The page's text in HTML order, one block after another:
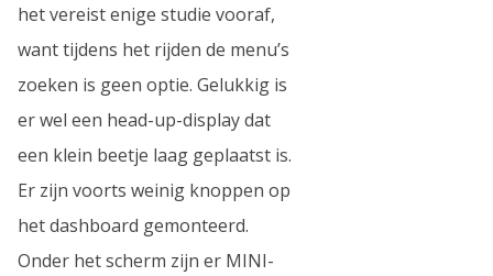
het vereist enige studie vooraf,
want tijdens het rijden de menu’s
zoeken is geen optie. Gelukkig is
er wel een head-up-display dat
een klein beetje laag geplaatst is.
Er zijn voorts weinig knoppen op
het dashboard gemonteerd.
Onder het scherm zijn er MINI-